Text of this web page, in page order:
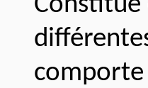
comporte